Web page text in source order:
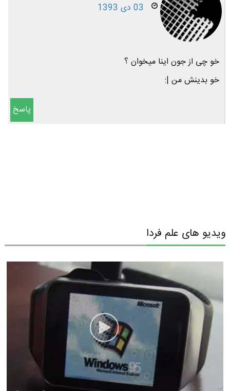
03 دی 1393
خو چی از جون اینا میخوان ؟
خو بدینش من |:
پاسخ
ویدیو های علم فردا